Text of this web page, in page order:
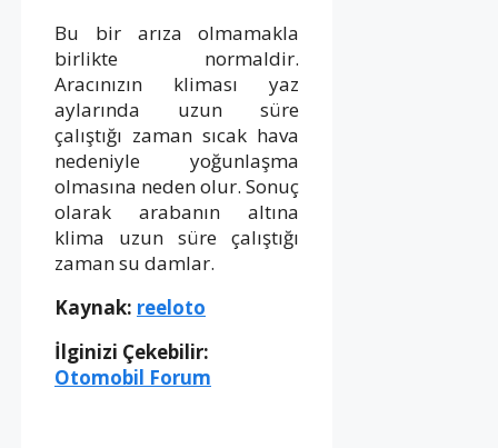
Bu bir arıza olmamakla
birlikte normaldir.
Aracınızın kliması yaz
aylarında uzun süre
çalıştığı zaman sıcak hava
nedeniyle yoğunlaşma
olmasına neden olur. Sonuç
olarak arabanın altına
klima uzun süre çalıştığı
zaman su damlar.
Kaynak: reeloto
İlginizi Çekebilir:
Otomobil Forum